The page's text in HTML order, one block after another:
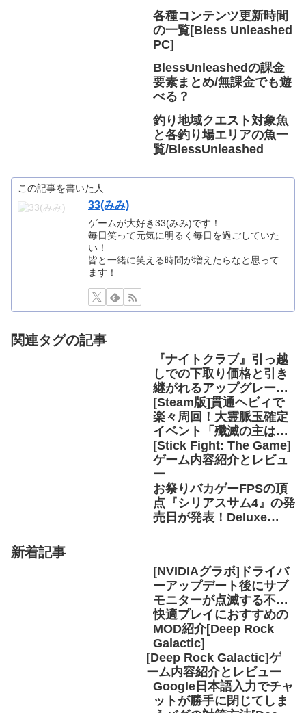
各種コンテンツ更新時間
の一覧[Bless Unleashed
PC]
BlessUnleashedの課金
要素まとめ/無課金でも遊
べる？
釣り地域クエスト対象魚
と各釣り場エリアの魚一
覧/BlessUnleashed
この記事を書いた人
33(みみ)
ゲームが大好き33(みみ)です！
毎日笑って元気に明るく毎日を過ごしていた
い！
皆と一緒に笑える時間が増えたらなと思って
ます！
関連タグの記事
『ナイトクラブ』引っ越
しでの下取り価格と引き
継がれるアップグレード
[GTA5]
[Steam版]貫通ヘビィで
楽々周回！大霊脈玉確定
イベント「殲滅の主はま
た鐘を鳴らす」を効率的
に[MHWアイスボーン]
[Stick Fight: The Game]
ゲーム内容紹介とレビュ
ー
お祭りバカゲーFPSの頂
点『シリアスサム4』の発
売日が発表！Deluxe
新着記事
[NVIDIAグラボ]ドライバ
ーアップデート後にサブ
モニターが点滅する不具
合の解決方法
快適プレイにおすすめの
MOD紹介[Deep Rock
Galactic]
[Deep Rock Galactic]ゲ
ーム内容紹介とレビュー
Google日本語入力でチャ
ットが勝手に閉じてしま